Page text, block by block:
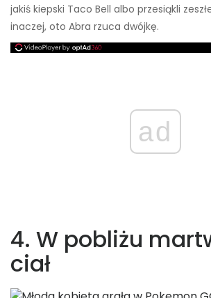
jakiś kiepski Taco Bell albo przesiąkli
inaczej, oto Abra rzuca dwójkę.
ad
4. W pobliżu
ciał